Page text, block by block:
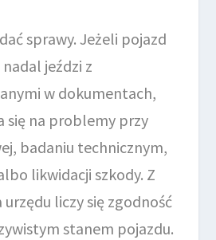
sprawy. Jeżeli pojazd
jeździ z
w dokumentach,
się na problemy przy
badaniu technicznym,
likwidacji szkody. Z
liczy się zgodność
stanem pojazdu.